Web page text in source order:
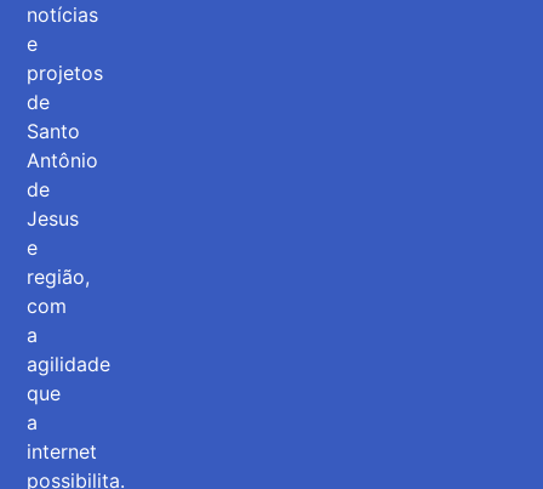
notícias
e
projetos
de
Santo
Antônio
de
Jesus
e
região,
com
a
agilidade
que
a
internet
possibilita.